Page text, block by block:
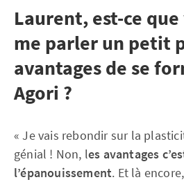
Laurent, est-ce
me parler un petit
avantages de se
Agori ?
« Je vais rebondir sur la
génial ! Non, les avantages
l’épanouissement. Et là